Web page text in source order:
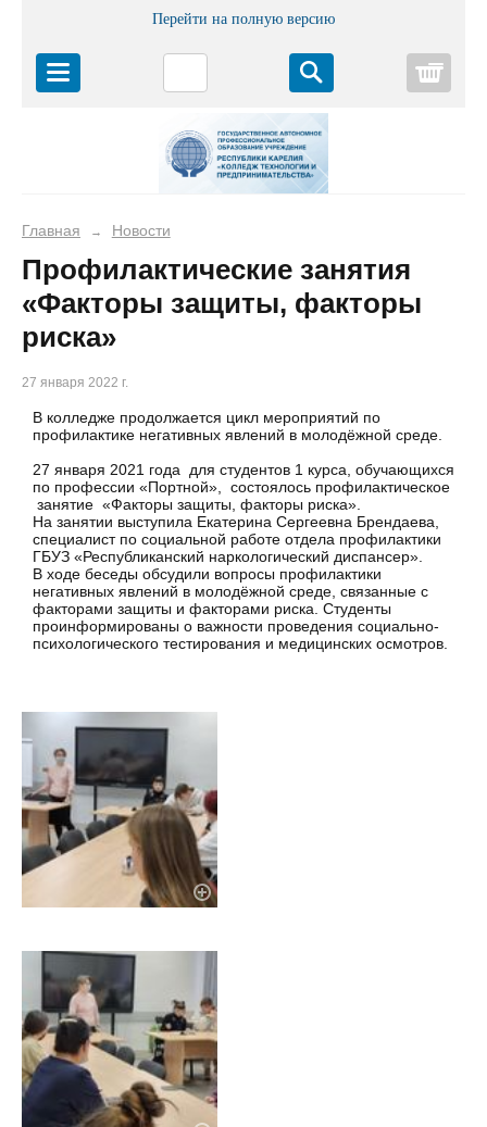
Перейти на полную версию
Главная → Новости
Профилактические занятия
«Факторы защиты, факторы
риска»
27 января 2022 г.
В колледже продолжается цикл мероприятий по
профилактике негативных явлений в молодёжной среде.
27 января 2021 года для студентов 1 курса, обучающихся
по профессии «Портной», состоялось профилактическое
занятие «Факторы защиты, факторы риска».
На занятии выступила Екатерина Сергеевна Брендаева,
специалист по социальной работе отдела профилактики
ГБУЗ «Республиканский наркологический диспансер».
В ходе беседы обсудили вопросы профилактики
негативных явлений в молодёжной среде, связанные с
факторами защиты и факторами риска. Студенты
проинформированы о важности проведения социально-
психологического тестирования и медицинских осмотров.